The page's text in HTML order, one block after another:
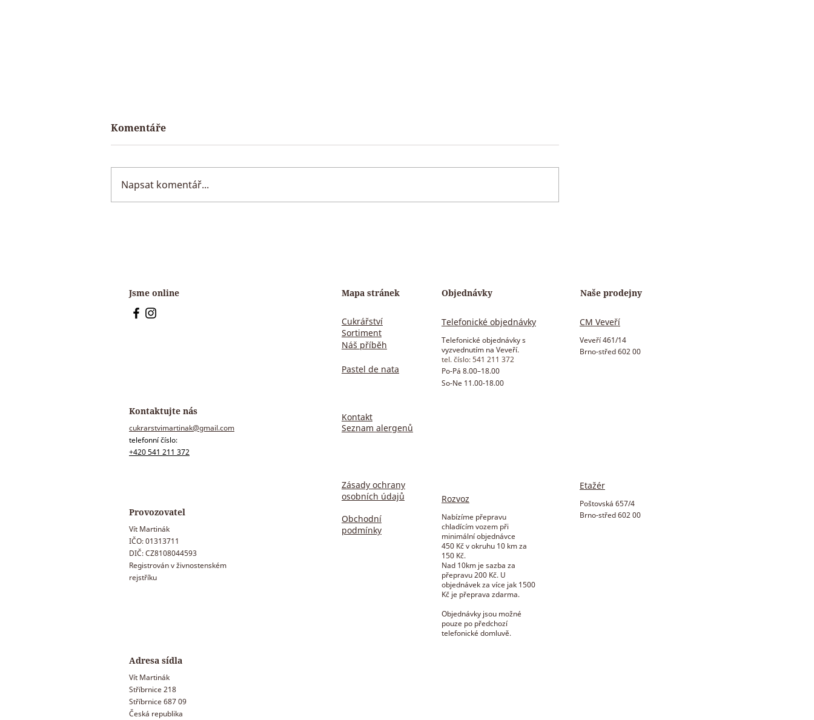
Jak na vaječné bílky Umění temperace 🍫
Komentáře
Napsat komentář...
Jsme online
Kontaktujte nás
cukrarstvimartinak@gmail.com
telefonní číslo:
+420 541 211 372
Provozovatel
Vít Martinák
IČO: 01313711
DIČ: CZ8108044593
Registrován v živnostenském
rejstříku
Adresa sídla
Vít Martinák
Stříbrnice 218
Stříbrnice 687 09
Česká republika
Mapa stránek
Cukrářství
Sortiment
Náš příběh
Pastel de nata
Objednávky
Telefonické objednávky
Telefonické objednávky s
vyzvednutím na Veveří.
tel. číslo: 541 211 372
Po-Pá 8.00–18.00
So-Ne 11.00-18.00
Naše prodejny
CM Veveří
Veveří 461/14
Brno-střed 602 00
Kontakt
Seznam alergenů
Zásady ochrany
osobních údajů
Obchodní
podmínky
Rozvoz
Nabízíme přepravu
chladícím vozem při
minimální objednávce
450 Kč v okruhu 10 km za
150 Kč.
Nad 10km je sazba za
přepravu 200 Kč. U
objednávek za více jak 1500
Kč je přeprava zdarma.
Objednávky jsou možné
pouze po předchozí
telefonické domluvě.
Etažér
Poštovská 657/4
Brno-střed 602 00